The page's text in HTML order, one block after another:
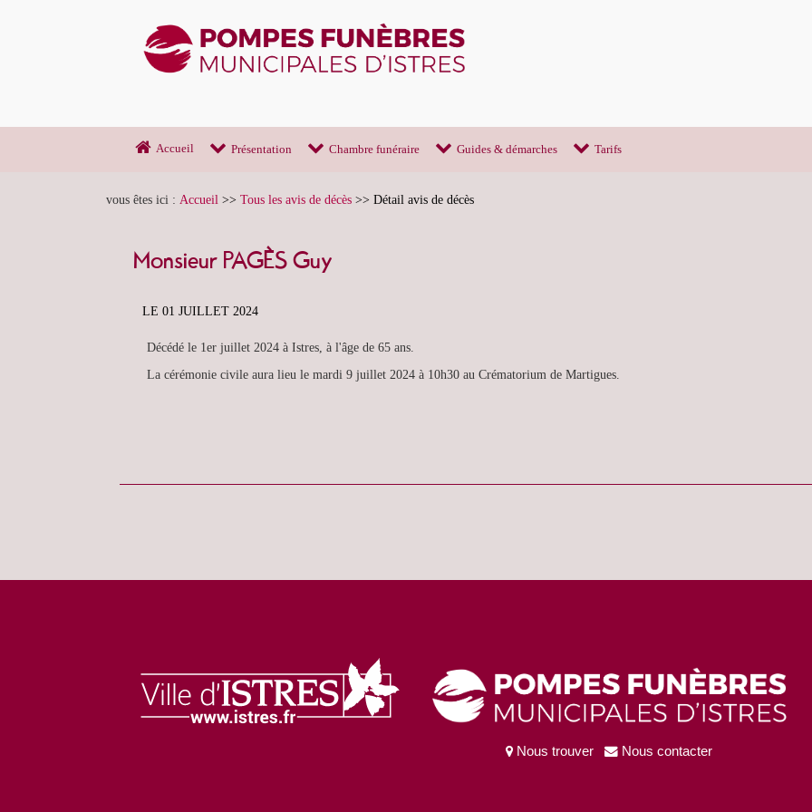
Accueil Présentation Chambre funéraire Guides & démarches Tarifs
vous êtes ici : Accueil >> Tous les avis de décès >> Détail avis de décès
Monsieur PAGÈS Guy
LE 01 JUILLET 2024
Décédé le 1er juillet 2024 à Istres, à l'âge de 65 ans.
La cérémonie civile aura lieu le mardi 9 juillet 2024 à 10h30 au Crématorium de Martigues.
Nous trouver Nous contacter